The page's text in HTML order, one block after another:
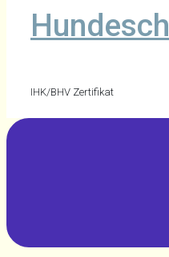
IHK/BHV Zertifikat